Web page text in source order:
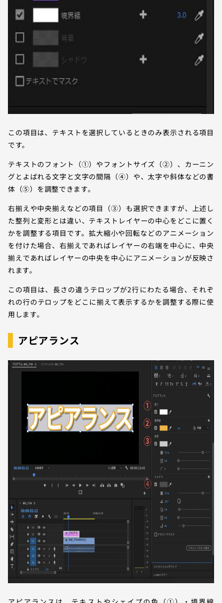
この項目は、テキストを選択しているときのみ表示される項目
です。
テキストのフォント（①）やフォントサイズ（②）、カーニン
グとよばれる文字と文字の間隔（④）や、太字や斜体などの書
体（⑤）を調整できます。
右揃えや中央揃えなどの項目（③）も選択できますが、上述し
た整列と変形とは違い、テキストレイヤーの中心をどこに置く
かを調整する項目です。拡大縮小や回転などのアニメーション
を付けた場合、右揃えであればレイヤーの右端を中心に、中央
揃えであればレイヤーの中央を中心にアニメーションが反映さ
れます。
この項目は、長さの違うテロップが2行にわたる場合、それぞ
れの行のテロップをどこに揃えて表示するかを調整する際に使
用します。
アピアランス